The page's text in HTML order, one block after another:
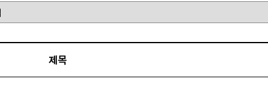
제목